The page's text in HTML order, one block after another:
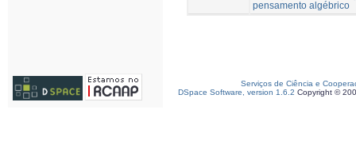
pensamento algébrico
Serviços de Ciência e
DSpace Software, version 1.6.2 Copyright ©